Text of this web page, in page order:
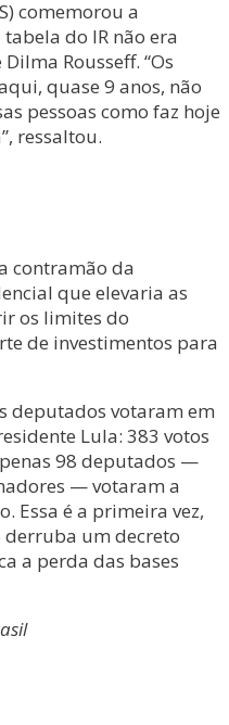
comemorou a
do IR não era
Rousseff. “Os
quase 9 anos, não
pessoas como faz hoje
ressaltou.
contramão da
que elevaria as
os limites do
de investimentos para
deputados votaram em
Lula: 383 votos
98 deputados —
— votaram a
Essa é a primeira vez,
derruba um decreto
a perda das bases